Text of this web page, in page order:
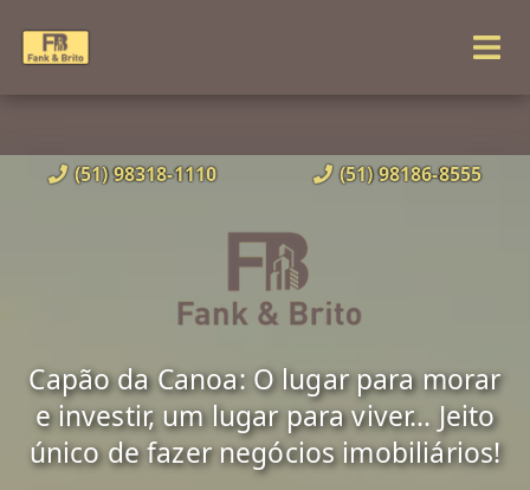
(51) 98318-1110 (51) 98186-8555
Capão da Canoa: O lugar para morar
e investir, um lugar para viver... Jeito
único de fazer negócios imobiliários!